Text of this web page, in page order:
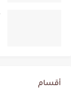
أقسام